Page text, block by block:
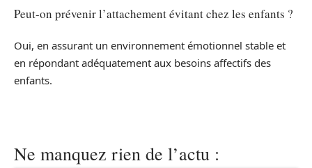
Peut-on prévenir l’attachement évitant chez les enfants ?
Oui, en assurant un environnement émotionnel stable et
en répondant adéquatement aux besoins affectifs des
enfants.
Ne manquez rien de l’actu :